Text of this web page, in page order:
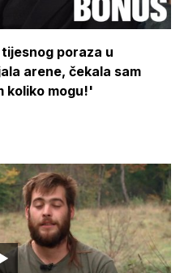
poraza u
arene, čekala sam
koliko mogu!'